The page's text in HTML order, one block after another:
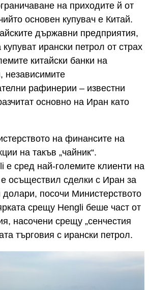
на приходите й от
основен купувач е Китай.
държавни предприятия,
купуват ирански петрол от страх
китайски банки на
независимите
рафинерии – известни
основно на Иран като
на финансите на
на такъв „чайник“.
е сред най-големите клиенти на
осъществил сделки с Иран за
посочи Министерството
срещу Hengli беше част от
насочени срещу „сенчестия
търговия с ирански петрол.